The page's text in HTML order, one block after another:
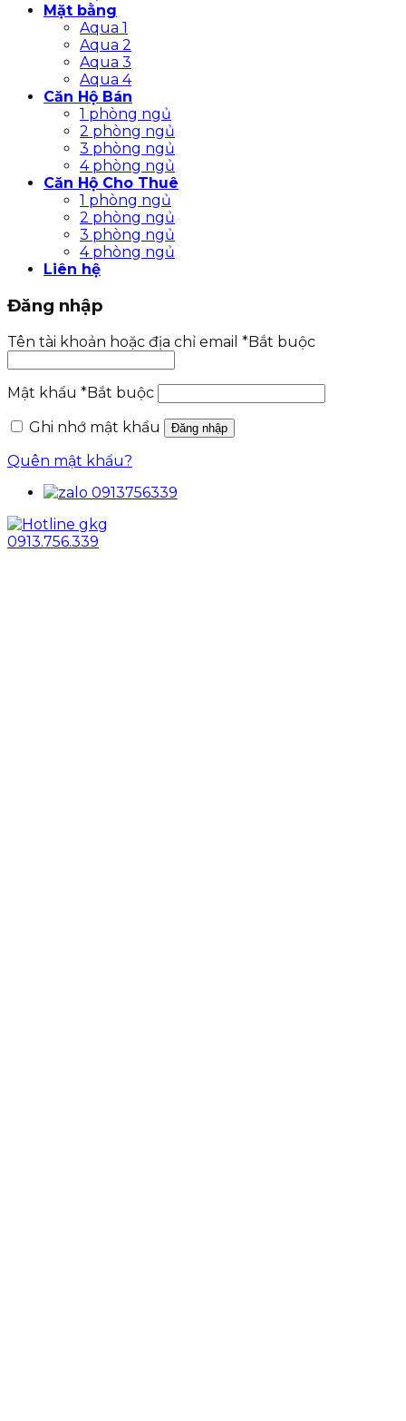
Mặt bằng
Aqua 1
Aqua 2
Aqua 3
Aqua 4
Căn Hộ Bán
1 phòng ngủ
2 phòng ngủ
3 phòng ngủ
4 phòng ngủ
Căn Hộ Cho Thuê
1 phòng ngủ
2 phòng ngủ
3 phòng ngủ
4 phòng ngủ
Liên hệ
Đăng nhập
Tên tài khoản hoặc địa chỉ email *Bắt buộc
Mật khẩu *Bắt buộc
Ghi nhớ mật khẩu
Đăng nhập
Quên mật khẩu?
0913.756.339